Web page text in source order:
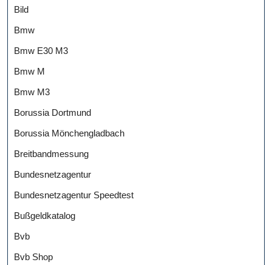
Bild
Bmw
Bmw E30 M3
Bmw M
Bmw M3
Borussia Dortmund
Borussia Mönchengladbach
Breitbandmessung
Bundesnetzagentur
Bundesnetzagentur Speedtest
Bußgeldkatalog
Bvb
Bvb Shop